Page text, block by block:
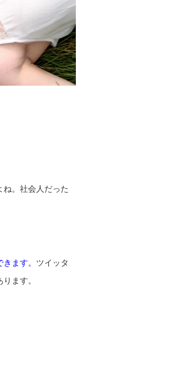
ね。社会人だった
ます。 ツイッタ
ます。